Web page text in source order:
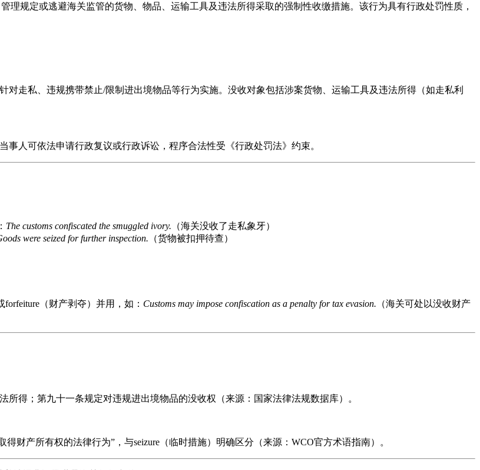
理规定或逃避海关监管的货物、物品、运输工具及违法所得采取的强制性收缴措施。该行为具有行政处罚性质，
走私、违规携带禁止/限制进出境物品等行为实施。没收对象包括涉案货物、运输工具及违法所得（如走私利
人可依法申请行政复议或行政诉讼，程序合法性受《行政处罚法》约束。
The customs confiscated the smuggled ivory. （海关没收了走私象牙）
were seized for further inspection. （货物被扣押待查）
forfeiture（财产剥夺）并用，如： Customs may impose confiscation as a penalty for tax evasion. （海关可处以没收财产
所得；第九十一条规定对违规进出境物品的没收权（来源：国家法律法规数据库）。
财产所有权的法律行为”，与seizure（临时措施）明确区分（来源：WCO官方术语指南）。